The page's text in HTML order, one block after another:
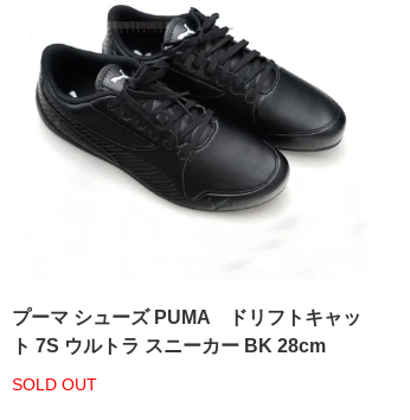
プーマ シューズ PUMA ドリフトキャッ
ト 7S ウルトラ スニーカー BK 28cm
SOLD OUT